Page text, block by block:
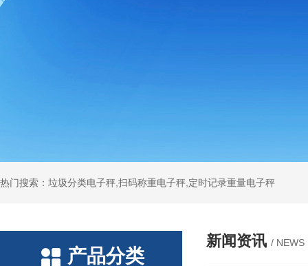
热门搜索：垃圾分类电子秤,扫码称重电子秤,定时记录重量电子秤
产品分类
新闻资讯 / NEWS